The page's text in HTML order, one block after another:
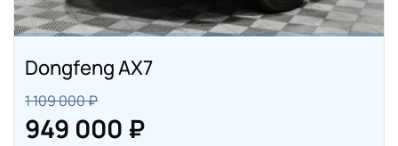
Dongfeng AX7
1 109 000 ₽
949 000 ₽